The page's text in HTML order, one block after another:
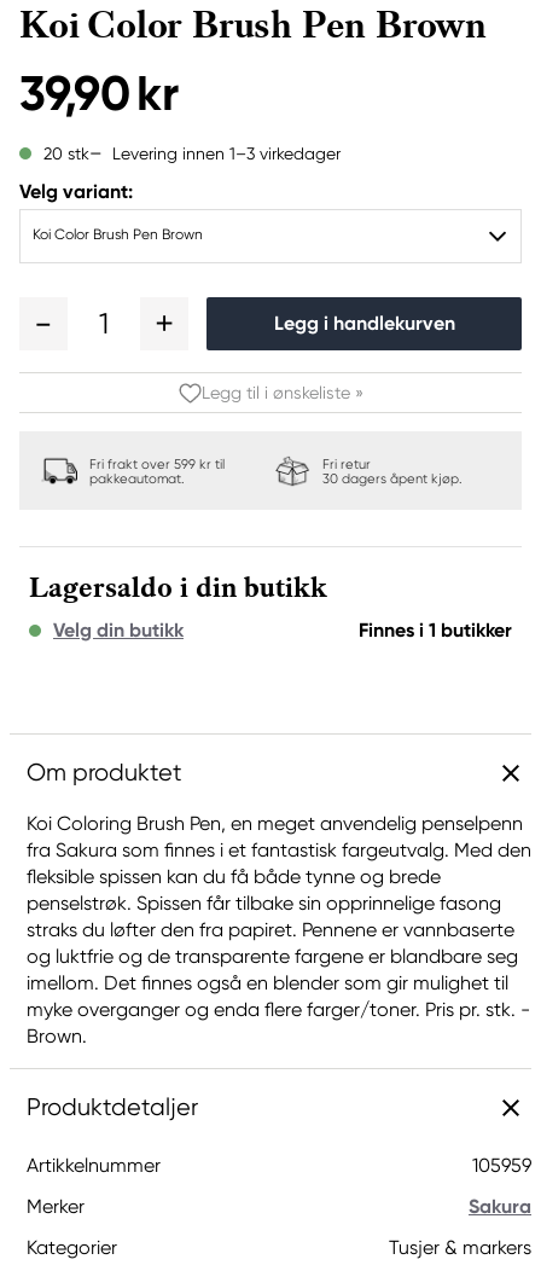
Koi Color Brush Pen Brown
39,90 kr
20 stk Levering innen 1–3 virkedager
Velg variant:
Koi Color Brush Pen Brown
1 Legg i handlekurven
Legg til i ønskeliste »
Fri frakt over 599 kr til
pakkeautomat.
Fri retur
30 dagers åpent kjøp.
Lagersaldo i din butikk
Velg din butikk Finnes i 1 butikker
Om produktet
Koi Coloring Brush Pen, en meget anvendelig penselpenn
fra Sakura som finnes i et fantastisk fargeutvalg. Med den
fleksible spissen kan du få både tynne og brede
penselstrøk. Spissen får tilbake sin opprinnelige fasong
straks du løfter den fra papiret. Pennene er vannbaserte
og luktfrie og de transparente fargene er blandbare seg
imellom. Det finnes også en blender som gir mulighet til
myke overganger og enda flere farger/toner. Pris pr. stk. -
Brown.
Produktdetaljer
Artikkelnummer
105959
Merker
Sakura
Kategorier
Tusjer & markers